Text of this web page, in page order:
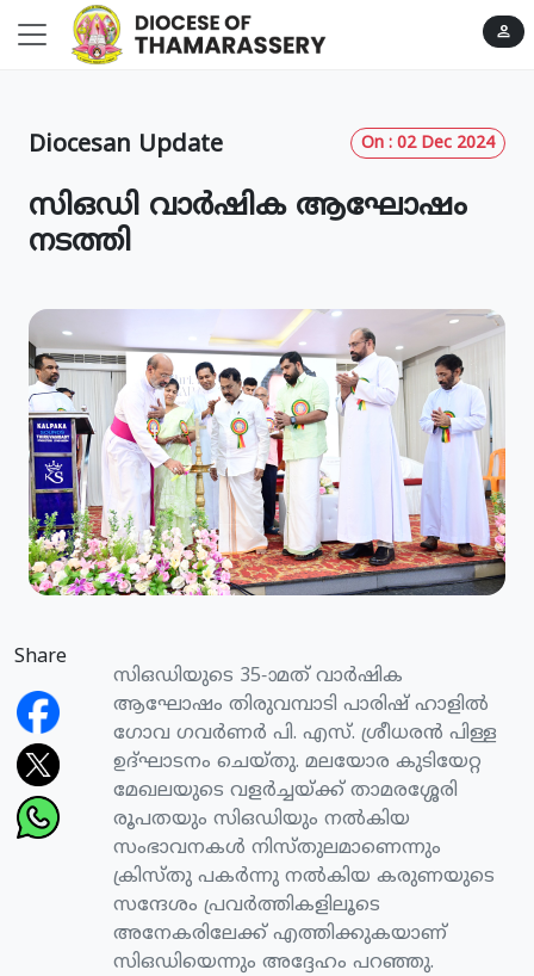
person
On : 02 Dec 2024
Diocesan Update
സിഒഡി വാര്‍ഷിക ആഘോഷം
നടത്തി
Share
സിഒഡിയുടെ 35-ാമത് വാര്‍ഷിക
ആഘോഷം തിരുവമ്പാടി പാരിഷ് ഹാളില്‍
ഗോവ ഗവര്‍ണര്‍ പി. എസ്. ശ്രീധരന്‍ പിള്ള
ഉദ്ഘാടനം ചെയ്തു. മലയോര കുടിയേറ്റ
മേഖലയുടെ വളര്‍ച്ചയ്ക്ക് താമരശ്ശേരി
രൂപതയും സിഒഡിയും നല്‍കിയ
സംഭാവനകള്‍ നിസ്തുലമാണെന്നും
ക്രിസ്തു പകര്‍ന്നു നല്‍കിയ കരുണയുടെ
സന്ദേശം പ്രവര്‍ത്തികളിലൂടെ
അനേകരിലേക്ക് എത്തിക്കുകയാണ്
സിഒഡിയെന്നും അദ്ദേഹം പറഞ്ഞു.